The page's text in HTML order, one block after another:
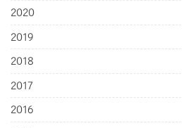
2020
2019
2018
2017
2016